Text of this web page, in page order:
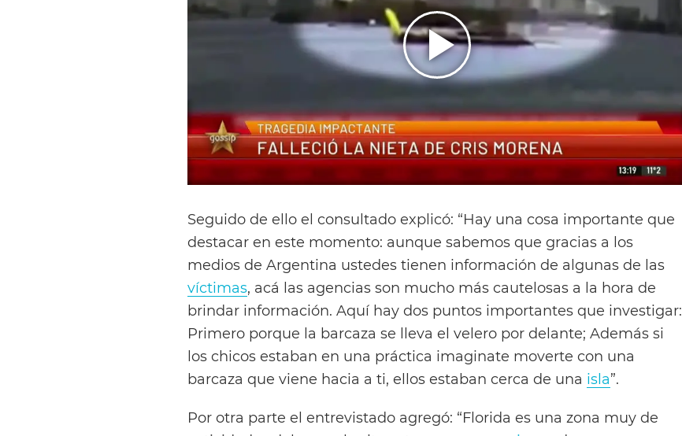
Seguido de ello el consultado explicó: “Hay una cosa importante que
destacar en este momento: aunque sabemos que gracias a los
medios de Argentina ustedes tienen información de algunas de las
víctimas, acá las agencias son mucho más cautelosas a la hora de
brindar información. Aquí hay dos puntos importantes que investigar:
Primero porque la barcaza se lleva el velero por delante; Además si
los chicos estaban en una práctica imaginate moverte con una
barcaza que viene hacia a ti, ellos estaban cerca de una isla”.
Por otra parte el entrevistado agregó: “Florida es una zona muy de